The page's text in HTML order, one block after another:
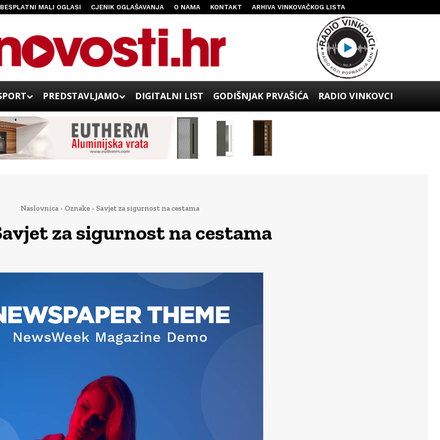
BESPLATNI MALI OGLASI CJENIK OGLAŠAVANJA O NAMA KONTAKT ARHIVA VINKOVAČKOG LISTA
PREDSTAVLJAMO DIGITALNI LIST GODIŠNJAK PRVAŠIĆA RADIO VINKOVCI
Naslovnica Oznake Savjet za sigurnost na cestama
za sigurnost na cestama